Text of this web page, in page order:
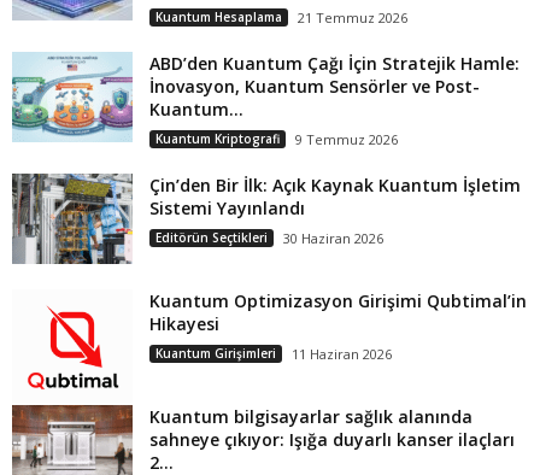
Kuantum Hesaplama 21 Temmuz 2026
ABD’den Kuantum Çağı İçin Stratejik Hamle:
İnovasyon, Kuantum Sensörler ve Post-
Kuantum...
Kuantum Kriptografi 9 Temmuz 2026
Çin’den Bir İlk: Açık Kaynak Kuantum İşletim
Sistemi Yayınlandı
Editörün Seçtikleri 30 Haziran 2026
Kuantum Optimizasyon Girişimi Qubtimal’in
Hikayesi
Kuantum Girişimleri 11 Haziran 2026
Kuantum bilgisayarlar sağlık alanında
sahneye çıkıyor: Işığa duyarlı kanser ilaçları
2...